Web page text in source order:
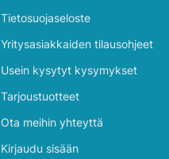
Tietosuojaseloste
Yritysasiakkaiden tilausohjeet
Usein kysytyt kysymykset
Tarjoustuotteet
Ota meihin yhteyttä
Kirjaudu sisään